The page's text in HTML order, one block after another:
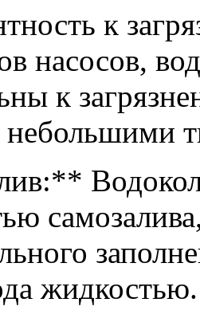
к
насосов,
к
небольшими
жидкостью.